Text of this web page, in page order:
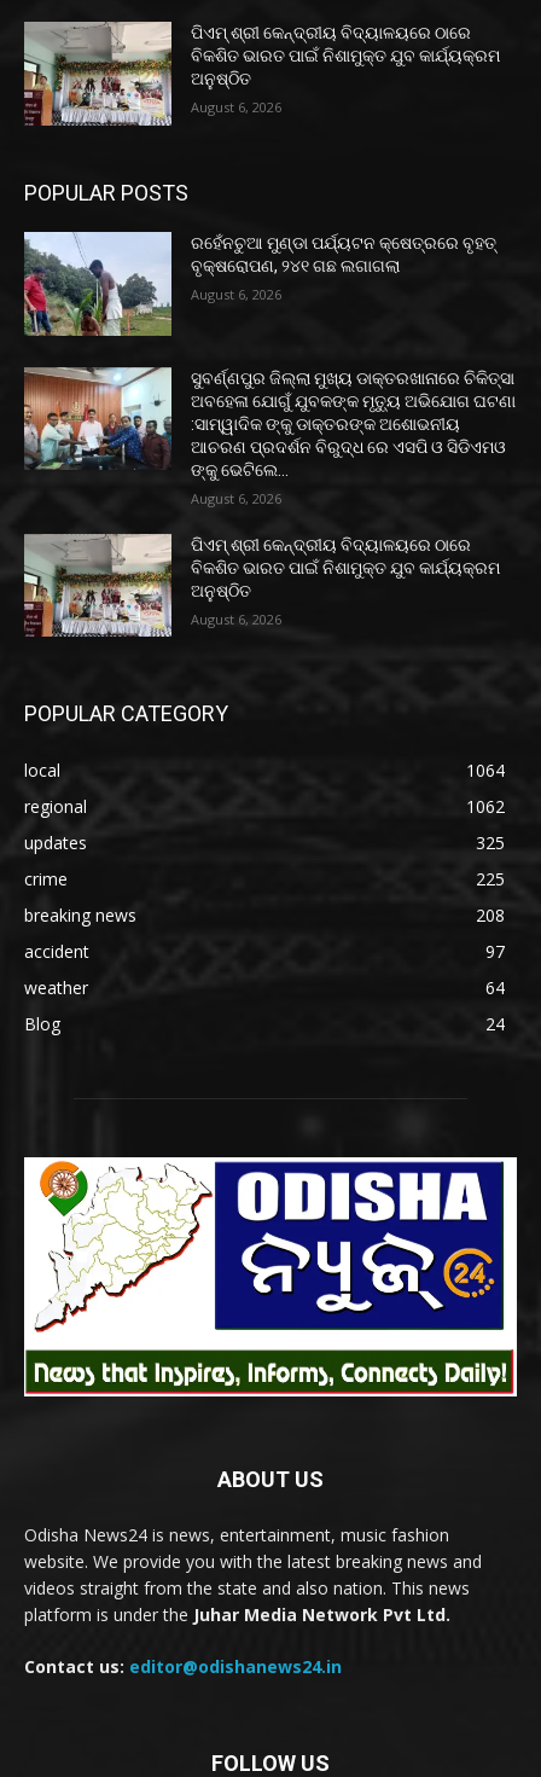
ପିଏମ୍ ଶ୍ରୀ କେନ୍ଦ୍ରୀୟ ବିଦ୍ୟାଳୟରେ ଠାରେ
ବିକଶିତ ଭାରତ ପାଇଁ ନିଶାମୁକ୍ତ ଯୁବ କାର୍ଯ୍ୟକ୍ରମ
ଅନୁଷ୍ଠିତ
August 6, 2026
POPULAR POSTS
ରହେଁନଚୁଆ ମୁଣ୍ଡା ପର୍ଯ୍ୟଟନ କ୍ଷେତ୍ରରେ ବୃହତ୍
ବୃକ୍ଷରୋପଣ, ୨୪୧ ଗଛ ଲଗାଗଲା
August 6, 2026
ସୁବର୍ଣ୍ଣପୁର ଜିଲ୍ଲା ମୁଖ୍ୟ ଡାକ୍ତରଖାନାରେ ଚିକିତ୍ସା
ଅବହେଳା ଯୋଗୁଁ ଯୁବକଙ୍କ ମୃତ୍ୟୁ ଅଭିଯୋଗ ଘଟଣା
:ସାମ୍ୱାଦିକ ଙ୍କୁ ଡାକ୍ତରଙ୍କ ଅଶୋଭନୀୟ
ଆଚରଣ ପ୍ରଦର୍ଶନ ବିରୁଦ୍ଧ ରେ ଏସପି ଓ ସିଡିଏମଓ
ଙ୍କୁ ଭେଟିଲେ...
August 6, 2026
ପିଏମ୍ ଶ୍ରୀ କେନ୍ଦ୍ରୀୟ ବିଦ୍ୟାଳୟରେ ଠାରେ
ବିକଶିତ ଭାରତ ପାଇଁ ନିଶାମୁକ୍ତ ଯୁବ କାର୍ଯ୍ୟକ୍ରମ
ଅନୁଷ୍ଠିତ
August 6, 2026
POPULAR CATEGORY
local
1064
regional
1062
updates
325
crime
225
breaking news
208
accident
97
weather
64
Blog
24
ABOUT US
Odisha News24 is news, entertainment, music fashion
website. We provide you with the latest breaking news and
videos straight from the state and also nation. This news
platform is under the Juhar Media Network Pvt Ltd.
Contact us: editor@odishanews24.in
FOLLOW US